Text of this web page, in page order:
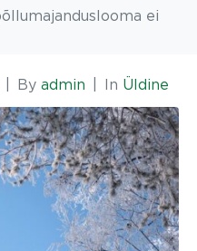
ei
By admin In Üldine